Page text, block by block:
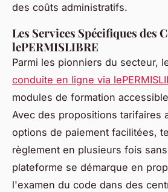
des coûts administratifs.
Les Services Spécifiques des
lePERMISLIBRE
Parmi les pionniers du secteur,
conduite en ligne via
modules de formation
Avec des propositions tarifaires
options de paiement facilitées,
règlement en plusieurs fois
plateforme se démarque en
l'examen du code dans des